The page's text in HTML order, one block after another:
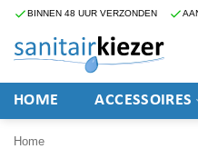
Ga
inhoud
BINNEN 48 UUR VERZONDEN
HOME ACCESSOIRES
Home